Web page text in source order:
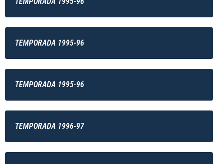
TEMPORADA 1995-96
TEMPORADA 1995-96
TEMPORADA 1996-97